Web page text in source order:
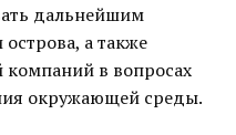
дальнейшим
а также
компаний в вопросах
окружающей среды.